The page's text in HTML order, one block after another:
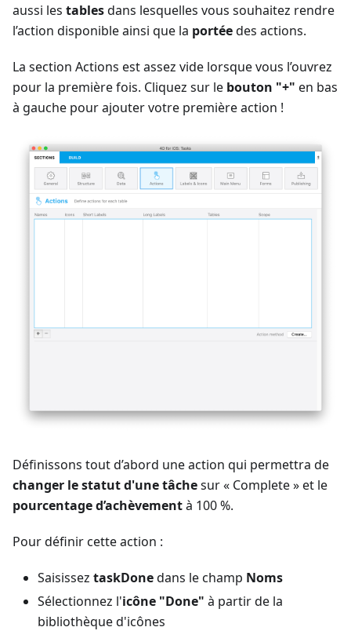
aussi les tablesdans lesquelles vous souhaitez rendre
l’action disponible ainsi que la portéedes actions.
La section Actions est assez vide lorsque vous l’ouvrez
pour la première fois. Cliquez sur le bouton "+" en bas
à gauche pour ajouter votre première action !
Définissons tout d’abord une action qui permettra de
changer le statut d'une tâchesur « Complete » et le
pourcentage d’achèvementà 100 %.
Pour définir cette action :
Saisissez taskDonedans le champ Noms
Sélectionnez l'icône "Done" à partir de la
bibliothèque d'icônes